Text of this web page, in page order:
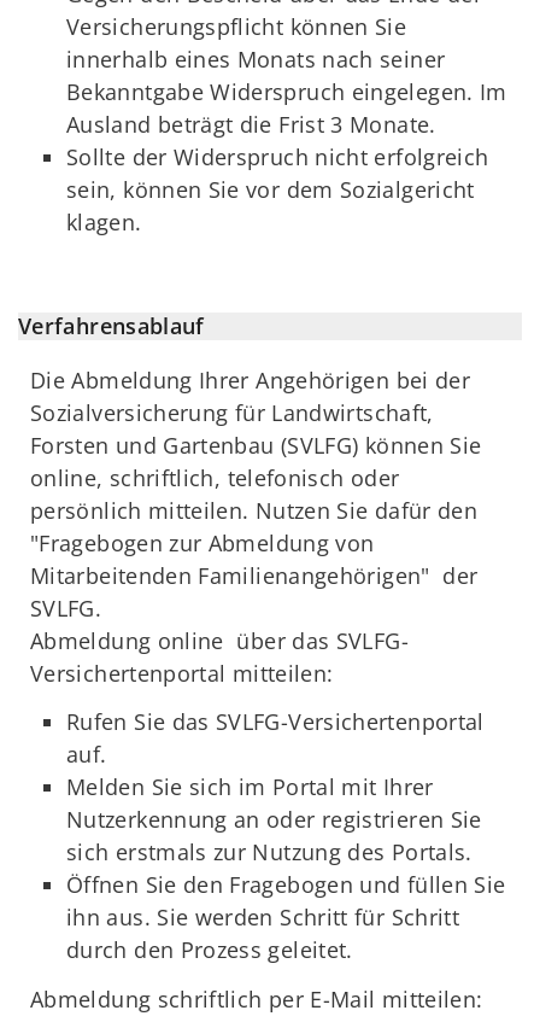
Versicherungspflicht können Sie
innerhalb eines Monats nach seiner
Bekanntgabe Widerspruch eingelegen. Im
Ausland beträgt die Frist 3 Monate.
Sollte der Widerspruch nicht erfolgreich
sein, können Sie vor dem Sozialgericht
klagen.
Verfahrensablauf
Die Abmeldung Ihrer Angehörigen bei der
Sozialversicherung für Landwirtschaft,
Forsten und Gartenbau (SVLFG) können Sie
online, schriftlich, telefonisch oder
persönlich mitteilen. Nutzen Sie dafür den
"Fragebogen zur Abmeldung von
Mitarbeitenden Familienangehörigen" der
SVLFG.
Abmeldung online über das SVLFG-
Versichertenportal mitteilen:
Rufen Sie das SVLFG-Versichertenportal
auf.
Melden Sie sich im Portal mit Ihrer
Nutzerkennung an oder registrieren Sie
sich erstmals zur Nutzung des Portals.
Öffnen Sie den Fragebogen und füllen Sie
ihn aus. Sie werden Schritt für Schritt
durch den Prozess geleitet.
Abmeldung schriftlich per E-Mail mitteilen: